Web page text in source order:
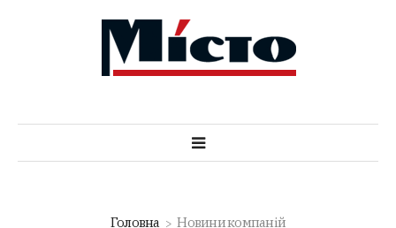
Головна Новини компаній